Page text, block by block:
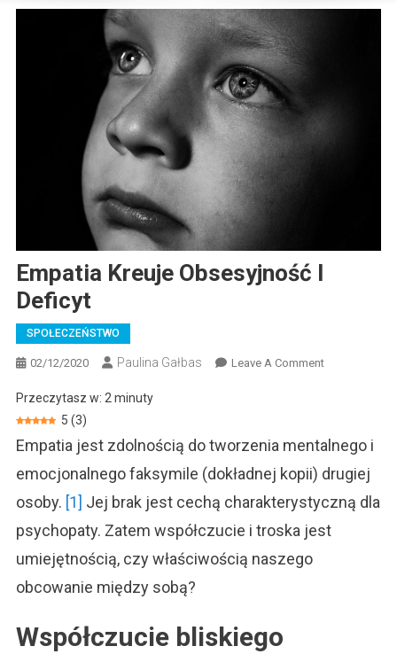
Empatia Kreuje Obsesyjność I
Deficyt
SPOŁECZEŃSTWO
02/12/2020 Paulina Gałbas Leave A CommentOn
I
Przeczytasz w: 2 minuty
5 (3)
Empatia jest zdolnością do tworzenia mentalnego i
emocjonalnego faksymile (dokładnej kopii) drugiej
osoby. [1] Jej brak jest cechą charakterystyczną dla
psychopaty. Zatem współczucie i troska jest
umiejętnością, czy właściwością naszego
obcowanie między sobą?
Współczucie bliskiego